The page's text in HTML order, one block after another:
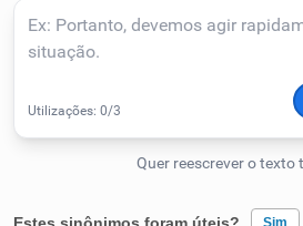
Corrigir Texto
Humanizador de IA
Sim